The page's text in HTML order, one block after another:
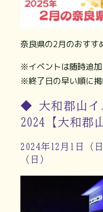
奈良県の2月のおすす
※イベントは随時追加
※終了日の早い順に掲
◆ 大和郡山イ
2024【大和郡
2024年12月1日（
（日）